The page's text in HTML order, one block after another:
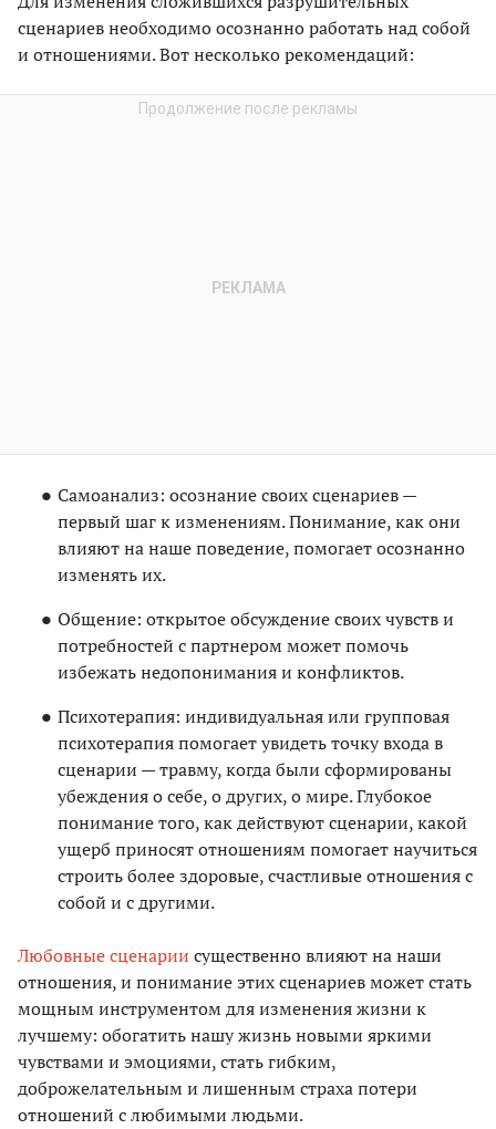
сценариев необходимо осознанно работать над собой
и отношениями. Вот несколько рекомендаций:
Самоанализ: осознание своих сценариев —
первый шаг к изменениям. Понимание, как они
влияют на наше поведение, помогает осознанно
изменять их.
Общение: открытое обсуждение своих чувств и
потребностей с партнером может помочь
избежать недопонимания и конфликтов.
Психотерапия: индивидуальная или групповая
психотерапия помогает увидеть точку входа в
сценарии — травму, когда были сформированы
убеждения о себе, о других, о мире. Глубокое
понимание того, как действуют сценарии, какой
ущерб приносят отношениям помогает научиться
строить более здоровые, счастливые отношения с
собой и с другими.
Любовные сценарии существенно влияют на наши
отношения, и понимание этих сценариев может стать
мощным инструментом для изменения жизни к
лучшему: обогатить нашу жизнь новыми яркими
чувствами и эмоциями, стать гибким,
доброжелательным и лишенным страха потери
отношений с любимыми людьми.